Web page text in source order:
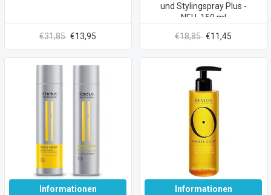
€31,85 €13,95
und Stylingspray Plus -
NEU, 150 ml
€18,85 €11,45
Informationen
Informationen